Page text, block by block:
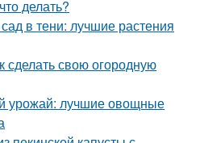
делать?
в тени: лучшие растения
сделать свою огородную
урожай: лучшие овощные